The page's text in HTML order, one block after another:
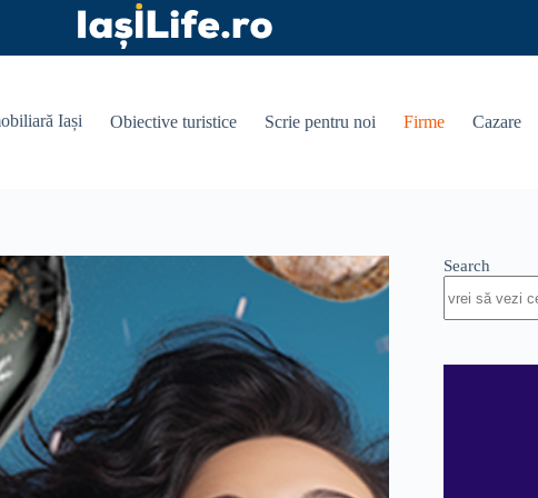
Iași Obiective turistice Scrie pentru noi Firme Cazare
Search